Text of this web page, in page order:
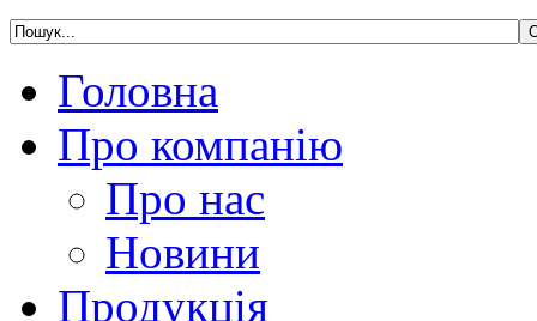
Головна
Про компанію
Про нас
Новини
Продукція